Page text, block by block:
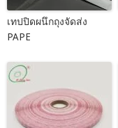
เทปปิดผนึกถุงจัดส่ง
PAPE